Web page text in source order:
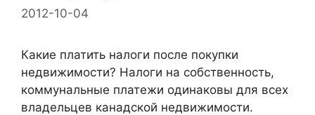
2012-10-04
Какие платить налоги после покупки
недвижимости? Налоги на собственность,
коммунальные платежи одинаковы для всех
владельцев канадской недвижимости.